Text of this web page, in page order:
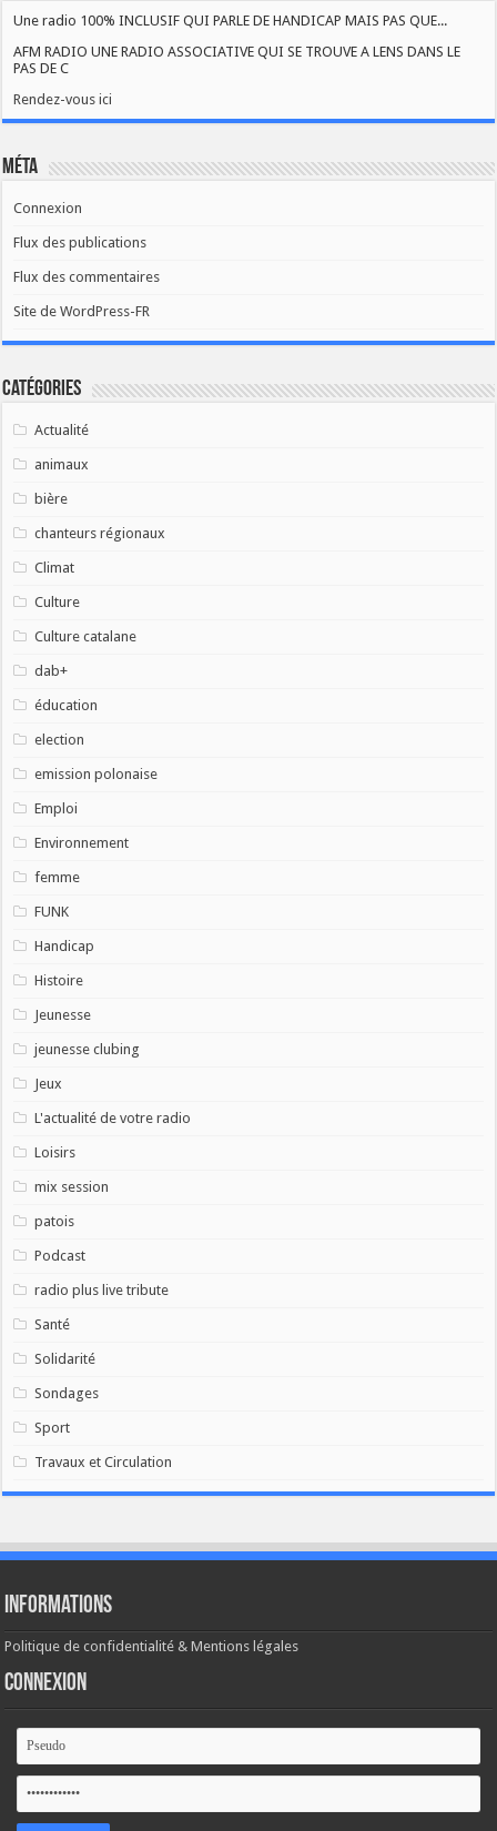
Une radio 100% INCLUSIF QUI PARLE DE HANDICAP MAIS PAS QUE...
AFM RADIO UNE RADIO ASSOCIATIVE QUI SE TROUVE A LENS DANS LE
PAS DE C
Rendez-vous ici
Méta
Connexion
Flux des publications
Flux des commentaires
Site de WordPress-FR
Catégories
Actualité
animaux
bière
chanteurs régionaux
Climat
Culture
Culture catalane
dab+
éducation
election
emission polonaise
Emploi
Environnement
femme
FUNK
Handicap
Histoire
Jeunesse
jeunesse clubing
Jeux
L'actualité de votre radio
Loisirs
mix session
patois
Podcast
radio plus live tribute
Santé
Solidarité
Sondages
Sport
Travaux et Circulation
Informations
Politique de confidentialité & Mentions légales
Connexion